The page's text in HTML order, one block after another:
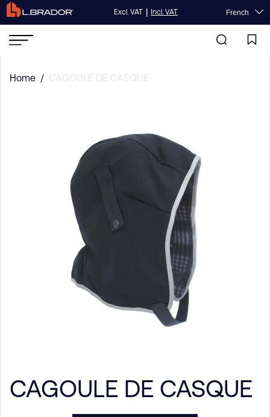
Excl. VAT | Incl. VAT French
Home / CAGOULE DE CASQUE
CAGOULE DE CASQUE